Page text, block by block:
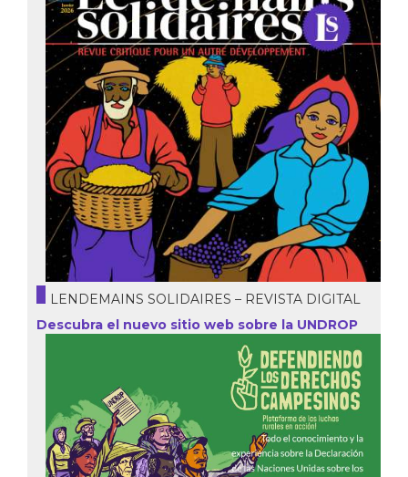
LENDEMAINS SOLIDAIRES – REVISTA DIGITAL
Descubra el nuevo sitio web sobre la UNDROP